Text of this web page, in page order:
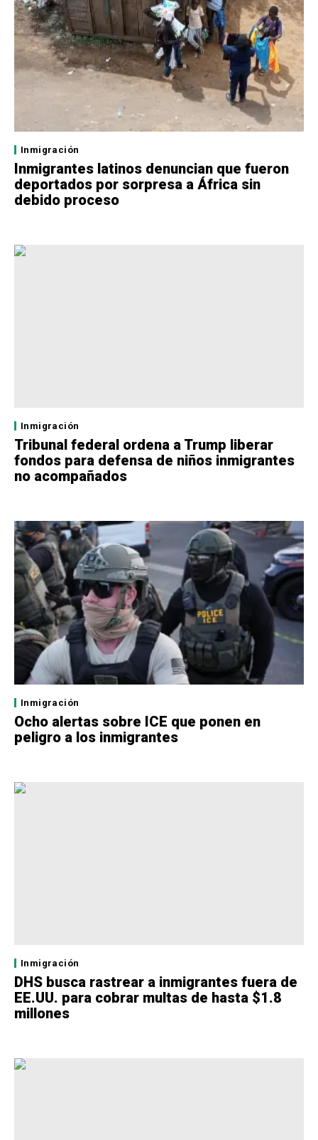
Inmigración
Inmigrantes latinos denuncian que fueron
deportados por sorpresa a África sin
debido proceso
Inmigración
Tribunal federal ordena a Trump liberar
fondos para defensa de niños inmigrantes
no acompañados
Inmigración
Ocho alertas sobre ICE que ponen en
peligro a los inmigrantes
Inmigración
DHS busca rastrear a inmigrantes fuera de
EE.UU. para cobrar multas de hasta $1.8
millones